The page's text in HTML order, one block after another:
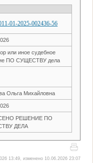
01-2025-002436-56
или иное судебное
ПО СУЩЕСТВУ дела
Ольга Михайловна
РЕШЕНИЕ ПО
ДЕЛА
13:49, изменено 10.06.2026 23:07